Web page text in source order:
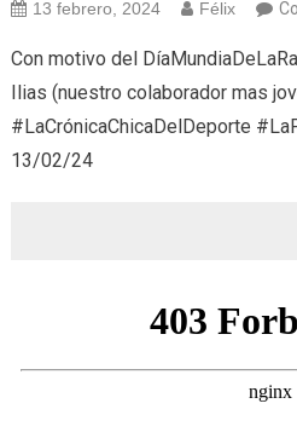
13 febrero, 2024 Félix
Con motivo del
Ilias (nuestro colaborador mas
#LaCrónicaChicaDelDeporte
13/02/24